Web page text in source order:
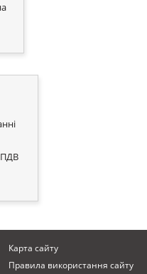
ПДВ
Карта сайту
Правила використання сайту